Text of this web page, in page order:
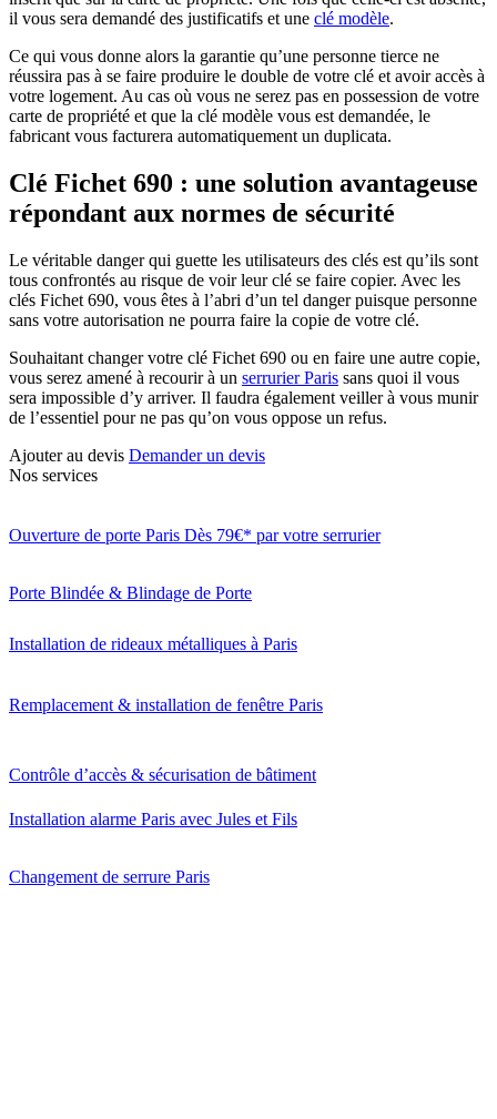
il vous sera demandé des justificatifs et une clé modèle.
Ce qui vous donne alors la garantie qu’une personne tierce ne
réussira pas à se faire produire le double de votre clé et avoir accès à
votre logement. Au cas où vous ne serez pas en possession de votre
carte de propriété et que la clé modèle vous est demandée, le
fabricant vous facturera automatiquement un duplicata.
Clé Fichet 690 : une solution avantageuse
répondant aux normes de sécurité
Le véritable danger qui guette les utilisateurs des clés est qu’ils sont
tous confrontés au risque de voir leur clé se faire copier. Avec les
clés Fichet 690, vous êtes à l’abri d’un tel danger puisque personne
sans votre autorisation ne pourra faire la copie de votre clé.
Souhaitant changer votre clé Fichet 690 ou en faire une autre copie,
vous serez amené à recourir à un serrurier Paris sans quoi il vous
sera impossible d’y arriver. Il faudra également veiller à vous munir
de l’essentiel pour ne pas qu’on vous oppose un refus.
Ajouter au devis Demander un devis
Nos services
Ouverture de porte Paris Dès 79€* par votre serrurier
Porte Blindée & Blindage de Porte
Installation de rideaux métalliques à Paris
Remplacement & installation de fenêtre Paris
Contrôle d’accès & sécurisation de bâtiment
Installation alarme Paris avec Jules et Fils
Changement de serrure Paris